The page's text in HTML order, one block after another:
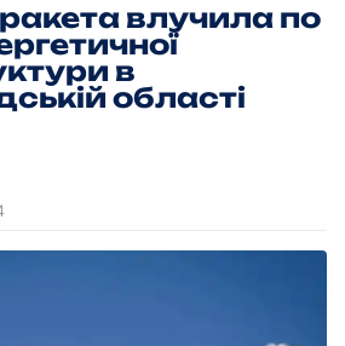
влучила по
в
області